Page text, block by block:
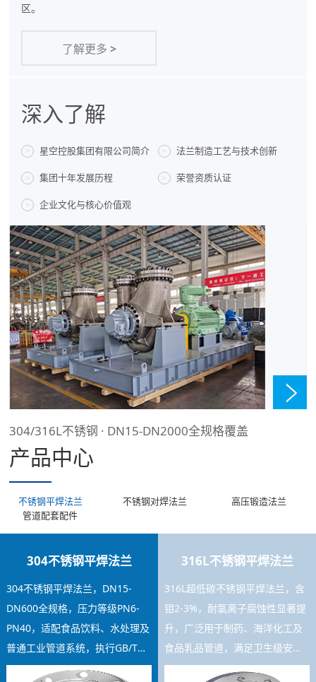
区。
了解更多 >
深入了解
> 星空控股集团有限公司简介 > 法兰制造工艺与技术创新
> 集团十年发展历程 > 荣誉资质认证
> 企业文化与核心价值观
304/316L不锈钢 · DN15-DN2000全规格覆盖
产品中心
不锈钢平焊法兰 不锈钢对焊法兰
高压锻造法兰
管道配套配件
304不锈钢平焊法兰
304不锈钢平焊法兰，DN15-
DN600全规格，压力等级PN6-
PN40，适配食品饮料、水处理及
普通工业管道系统，执行GB/T
9119标准，焊接工艺稳定，库存
316L不锈钢平焊法兰
316L超低碳不锈钢平焊法兰，含
钼2-3%，耐氯离子腐蚀性显著提
升，广泛用于制药、海洋化工及
食品乳品管道，满足卫生级安装
要求，可提供材质证书及SGS检